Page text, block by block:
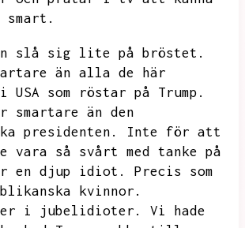
slå sig lite på bröstet.
än alla de här
USA som röstar på Trump.
smartare än den
presidenten.
Inte för att
vara så svårt med tanke på
en djup idiot.
Precis som
kvinnor.
i jubelidioter.
Vi hade